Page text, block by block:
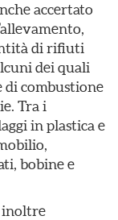
accertato
di rifiuti
dei quali
di combustione
Tra i
in plastica e
bobine e
inoltre